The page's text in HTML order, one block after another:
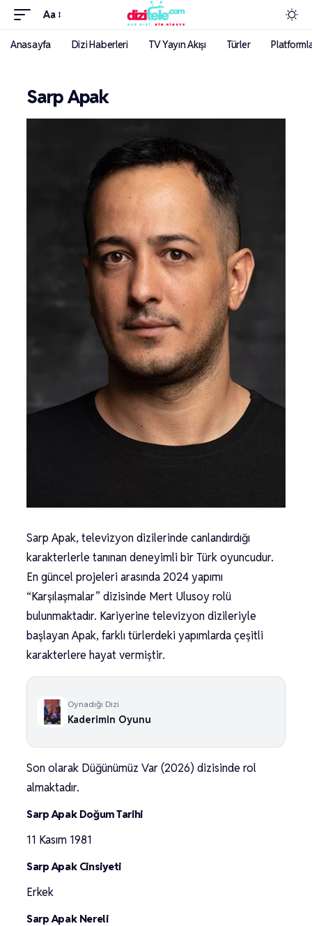
Aa
Anasayfa Dizi Haberleri TV Yayın Akışı Türler
Sarp Apak
Sarp Apak, televizyon dizilerinde canlandırdığı
karakterlerle tanınan deneyimli bir Türk oyuncudur.
En güncel projeleri arasında 2024 yapımı
“Karşılaşmalar” dizisinde Mert Ulusoy rolü
bulunmaktadır. Kariyerine televizyon dizileriyle
başlayan Apak, farklı türlerdeki yapımlarda çeşitli
karakterlere hayat vermiştir.
Oynadığı Dizi
Kaderimin Oyunu
Son olarak Düğünümüz Var (2026) dizisinde rol
almaktadır.
Sarp Apak Doğum Tarihi
11 Kasım 1981
Sarp Apak Cinsiyeti
Erkek
Sarp Apak Nereli